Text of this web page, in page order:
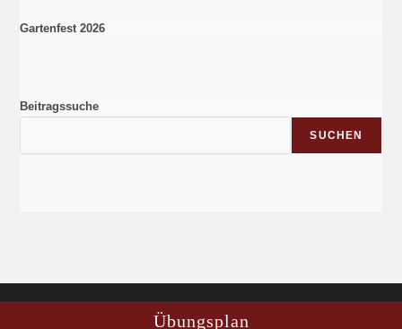
Gartenfest 2026
Beitragssuche
SUCHEN
Übungsplan